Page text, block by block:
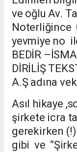
ve oğlu Av.
Noterliğince
yevmiye no
BEDİR
DİRİLİŞ
A.Ş adına
Asıl hikaye
şirkete icra
gerekirken
gibi ve